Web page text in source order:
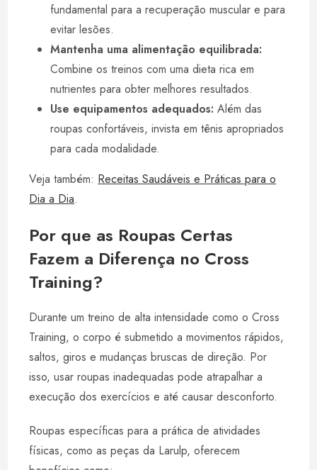
fundamental para a recuperação muscular e para
evitar lesões.
Mantenha uma alimentação equilibrada:
Combine os treinos com uma dieta rica em
nutrientes para obter melhores resultados.
Use equipamentos adequados: Além das
roupas confortáveis, invista em tênis apropriados
para cada modalidade.
Veja também: Receitas Saudáveis e Práticas para o
Dia a Dia.
Por que as Roupas Certas
Fazem a Diferença no Cross
Training?
Durante um treino de alta intensidade como o Cross
Training, o corpo é submetido a movimentos rápidos,
saltos, giros e mudanças bruscas de direção. Por
isso, usar roupas inadequadas pode atrapalhar a
execução dos exercícios e até causar desconforto.
Roupas específicas para a prática de atividades
físicas, como as peças da Larulp, oferecem